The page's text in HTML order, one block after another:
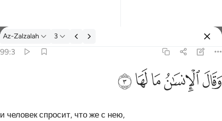
Тафсир: Az-Zalzalah 99:3
Az-Zalzalah 3
99:3
ﱾﱿﲀﲁﲂ
и человек спросит, что же с нею,